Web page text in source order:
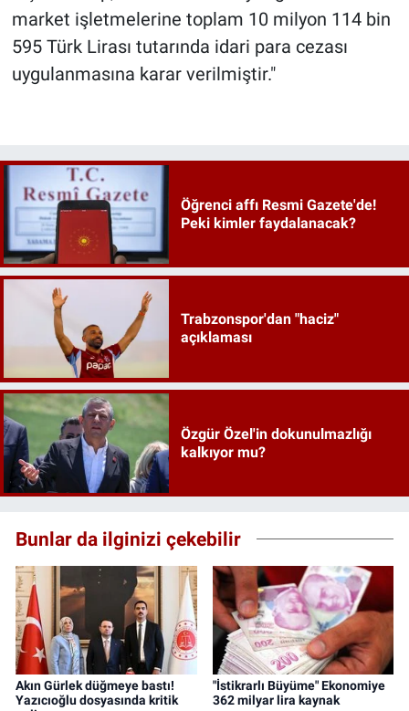
market işletmelerine toplam 10 milyon 114 bin
595 Türk Lirası tutarında idari para cezası
uygulanmasına karar verilmiştir."
Öğrenci affı Resmi Gazete'de!
Peki kimler faydalanacak?
Trabzonspor'dan "haciz"
açıklaması
Özgür Özel'in dokunulmazlığı
kalkıyor mu?
Bunlar da ilginizi çekebilir
Akın Gürlek düğmeye bastı!
Yazıcıoğlu dosyasında kritik
"İstikrarlı Büyüme" Ekonomiye
362 milyar lira kaynak